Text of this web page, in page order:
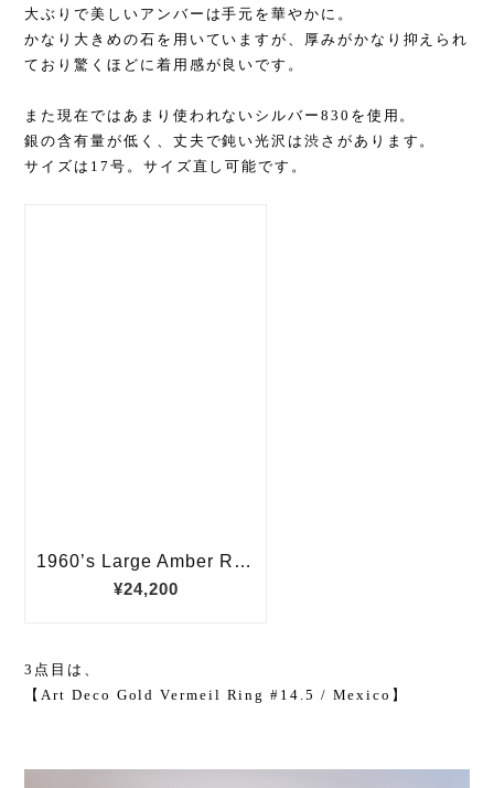
大ぶりで美しいアンバーは手元を華やかに。
かなり大きめの石を用いていますが、厚みがかなり抑えられ
ており驚くほどに着用感が良いです。
また現在ではあまり使われないシルバー830を使用。
銀の含有量が低く、丈夫で鈍い光沢は渋さがあります。
サイズは17号。サイズ直し可能です。
3点目は、
【Art Deco Gold Vermeil Ring #14.5 / Mexico】